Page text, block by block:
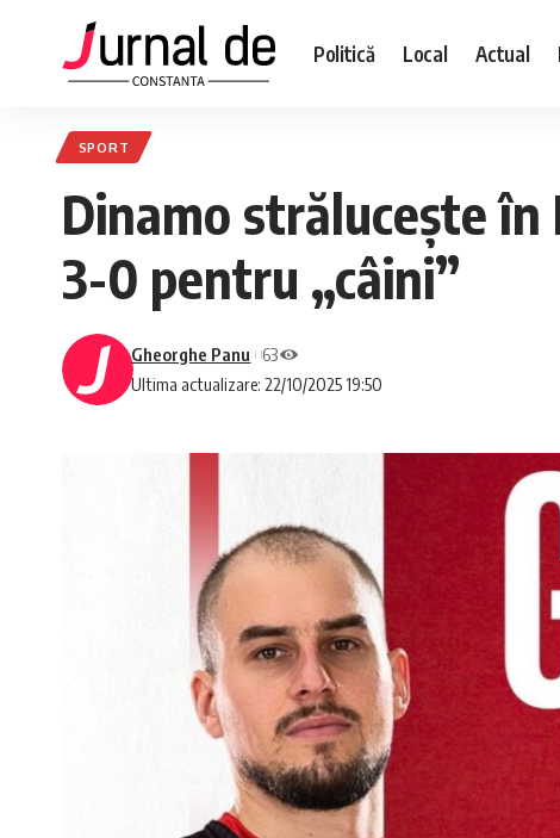
Politică Local Actual
SPORT
Dinamo strălucește
3-0 pentru „câini”
Ultima actualizare: 22/10/2025 19:50
Gheorghe Panu 63